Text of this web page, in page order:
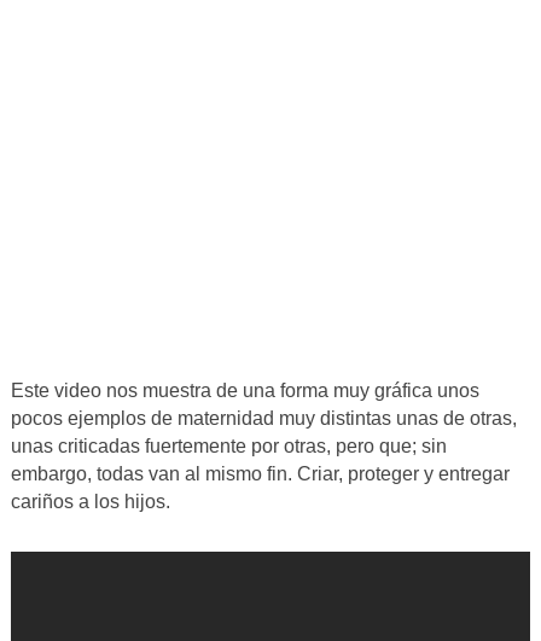
Este video nos muestra de una forma muy gráfica unos
pocos ejemplos de maternidad muy distintas unas de otras,
unas criticadas fuertemente por otras, pero que; sin
embargo, todas van al mismo fin. Criar, proteger y entregar
cariños a los hijos.